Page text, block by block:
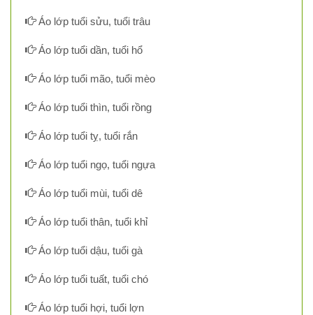
Áo lớp tuổi sửu, tuổi trâu
Áo lớp tuổi dần, tuổi hổ
Áo lớp tuổi mão, tuổi mèo
Áo lớp tuổi thìn, tuổi rồng
Áo lớp tuổi tỵ, tuổi rắn
Áo lớp tuổi ngọ, tuổi ngựa
Áo lớp tuổi mùi, tuổi dê
Áo lớp tuổi thân, tuổi khỉ
Áo lớp tuổi dậu, tuổi gà
Áo lớp tuổi tuất, tuổi chó
Áo lớp tuổi hợi, tuổi lợn